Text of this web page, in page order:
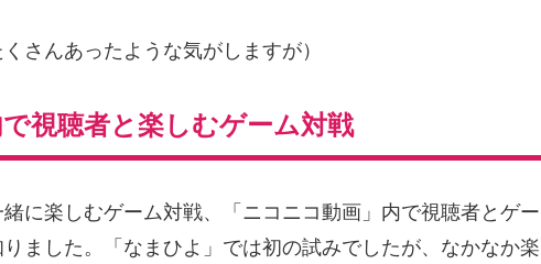
さんあったような気がしますが）
視聴者と楽しむゲーム対戦
に楽しむゲーム対戦、「ニコニコ動画」内で視聴者とゲー
ました。「なまひよ」では初の試みでしたが、なかなか楽